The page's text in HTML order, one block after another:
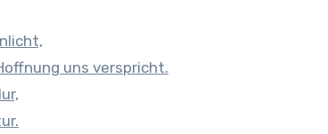
uns verspricht.